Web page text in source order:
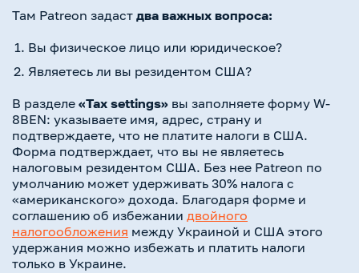
Там Patreon задаст два важных вопроса:
Вы физическое лицо или юридическое?
Являетесь ли вы резидентом США?
В разделе «Tax settings» вы заполняете форму W-
8BEN: указываете имя, адрес, страну и
подтверждаете, что не платите налоги в США.
Форма подтверждает, что вы не являетесь
налоговым резидентом США. Без нее Patreon по
умолчанию может удерживать 30% налога с
«американского» дохода. Благодаря форме и
соглашению об избежании двойного
налогообложения между Украиной и США этого
удержания можно избежать и платить налоги
только в Украине.